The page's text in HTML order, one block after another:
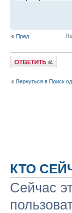
Пред.
Ответить
Вернуться в Поиск
КТО
Сейчас